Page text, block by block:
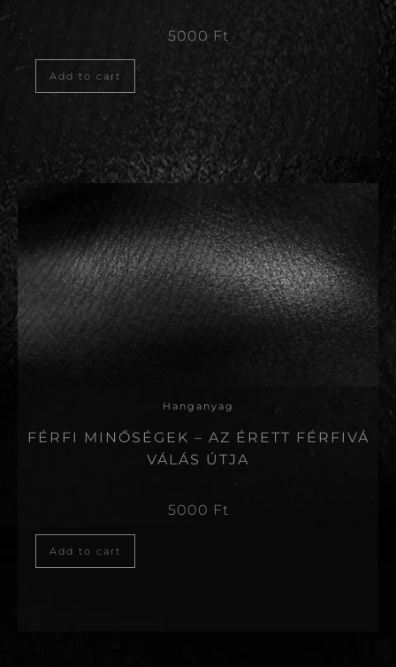
5000 Ft
Add to cart
Hanganyag
FÉRFI MINŐSÉGEK – AZ ÉRETT FÉRFIVÁ
VÁLÁS ÚTJA
5000 Ft
Add to cart